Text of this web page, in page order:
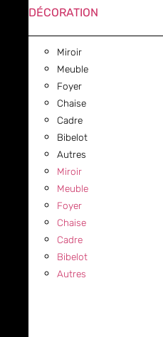
DÉCORATION
Miroir
Meuble
Foyer
Chaise
Cadre
Bibelot
Autres
Miroir
Meuble
Foyer
Chaise
Cadre
Bibelot
Autres